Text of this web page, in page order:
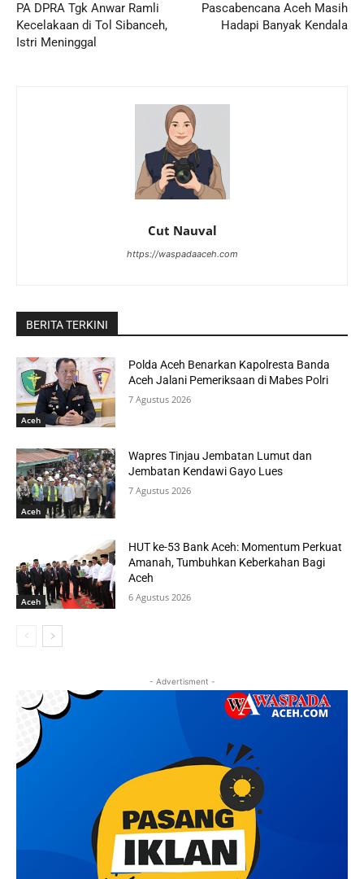
PA DPRA Tgk Anwar Ramli
Kecelakaan di Tol Sibanceh,
Istri Meninggal
Pascabencana Aceh Masih
Hadapi Banyak Kendala
Cut Nauval
https://waspadaaceh.com
BERITA TERKINI
Aceh
Polda Aceh Benarkan Kapolresta Banda
Aceh Jalani Pemeriksaan di Mabes Polri
7 Agustus 2026
Aceh
Wapres Tinjau Jembatan Lumut dan
Jembatan Kendawi Gayo Lues
7 Agustus 2026
Aceh
HUT ke-53 Bank Aceh: Momentum Perkuat
Amanah, Tumbuhkan Keberkahan Bagi
Aceh
6 Agustus 2026
- Advertisment -